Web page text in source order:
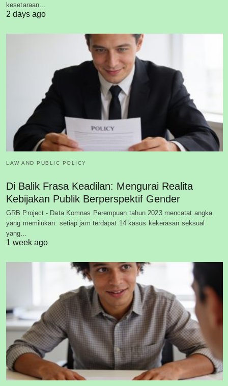
kesetaraan…
2 days ago
LAW AND PUBLIC POLICY
Di Balik Frasa Keadilan: Mengurai Realita
Kebijakan Publik Berperspektif Gender
GRB Project - Data Komnas Perempuan tahun 2023 mencatat angka
yang memilukan: setiap jam terdapat 14 kasus kekerasan seksual
yang…
1 week ago